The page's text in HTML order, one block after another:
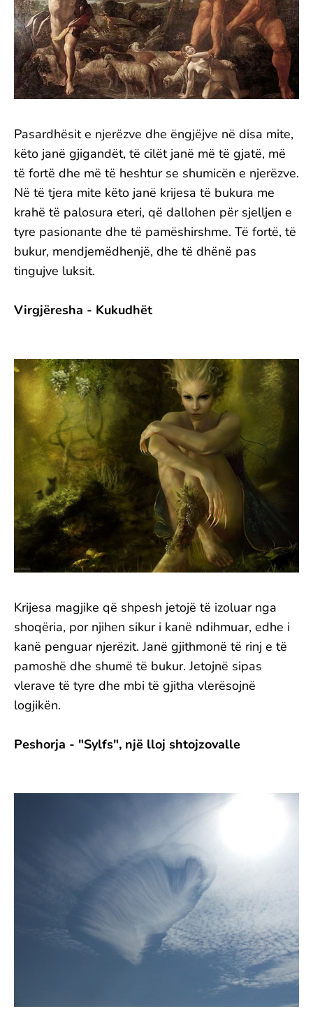
Pasardhësit e njerëzve dhe ëngjëjve në disa mite,
këto janë gjigandët, të cilët janë më të gjatë, më
të fortë dhe më të heshtur se shumicën e njerëzve.
Në të tjera mite këto janë krijesa të bukura me
krahë të palosura eteri, që dallohen për sjelljen e
tyre pasionante dhe të pamëshirshme. Të fortë, të
bukur, mendjemëdhenjë, dhe të dhënë pas
tingujve luksit.
Virgjëresha - Kukudhët
Krijesa magjike që shpesh jetojë të izoluar nga
shoqëria, por njihen sikur i kanë ndihmuar, edhe i
kanë penguar njerëzit. Janë gjithmonë të rinj e të
pamoshë dhe shumë të bukur. Jetojnë sipas
vlerave të tyre dhe mbi të gjitha vlerësojnë
logjikën.
Peshorja - "Sylfs", një lloj shtojzovalle